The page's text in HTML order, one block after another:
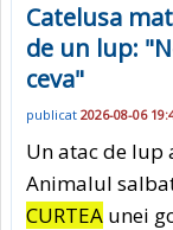
Catelusa
de un lup:
ceva"
publicat 2026-08-06
Un atac de lup
Animalul
CURTEA unei